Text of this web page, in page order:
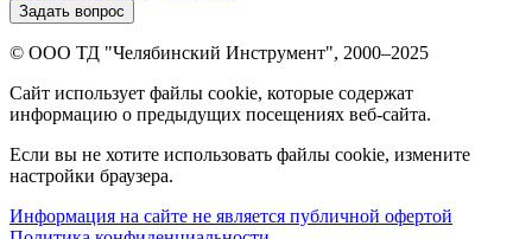
Задать вопрос
© ООО ТД "Челябинский Инструмент", 2000–2025
Сайт использует файлы cookie, которые содержат
информацию о предыдущих посещениях веб-сайта.
Если вы не хотите использовать файлы cookie, измените
настройки браузера.
Информация на сайте не является публичной офертой